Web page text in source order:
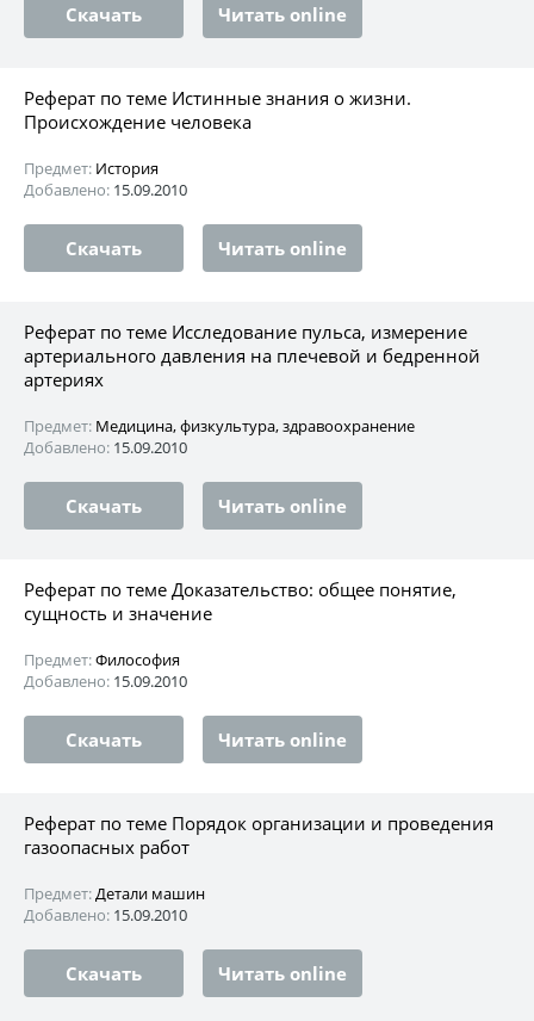
Скачать Читать online
Реферат по теме Истинные знания о жизни.
Происхождение человека
Предмет: История
Добавлено: 15.09.2010
Скачать Читать online
Реферат по теме Исследование пульса, измерение
артериального давления на плечевой и бедренной
артериях
Предмет: Медицина, физкультура, здравоохранение
Добавлено: 15.09.2010
Скачать Читать online
Реферат по теме Доказательство: общее понятие,
сущность и значение
Предмет:Философия
Добавлено: 15.09.2010
Скачать Читать online
Реферат по теме Порядок организации и проведения
газоопасных работ
Предмет:Детали машин
Добавлено: 15.09.2010
Скачать Читать online